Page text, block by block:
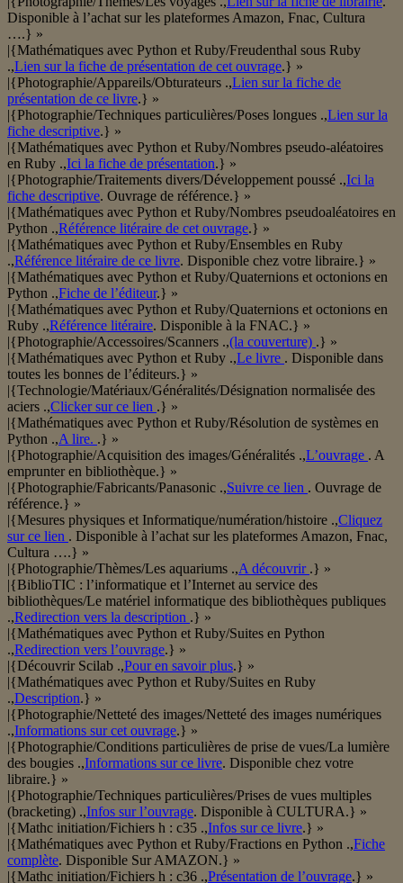
Disponible à l’achat sur les plateformes Amazon, Fnac, Cultura
….} »
|{Mathématiques avec Python et Ruby/Freudenthal sous Ruby
.,Lien sur la fiche de présentation de cet ouvrage.} »
|{Photographie/Appareils/Obturateurs .,Lien sur la fiche de
présentation de ce livre.} »
|{Photographie/Techniques particulières/Poses longues .,Lien sur la
fiche descriptive.} »
|{Mathématiques avec Python et Ruby/Nombres pseudo-aléatoires
en Ruby .,Ici la fiche de présentation.} »
|{Photographie/Traitements divers/Développement poussé .,Ici la
fiche descriptive. Ouvrage de référence.} »
|{Mathématiques avec Python et Ruby/Nombres pseudoaléatoires en
Python .,Référence litéraire de cet ouvrage.} »
|{Mathématiques avec Python et Ruby/Ensembles en Ruby
.,Référence litéraire de ce livre. Disponible chez votre libraire.} »
|{Mathématiques avec Python et Ruby/Quaternions et octonions en
Python .,Fiche de l’éditeur.} »
|{Mathématiques avec Python et Ruby/Quaternions et octonions en
Ruby .,Référence litéraire. Disponible à la FNAC.} »
|{Photographie/Accessoires/Scanners .,(la couverture) .} »
|{Mathématiques avec Python et Ruby .,Le livre . Disponible dans
toutes les bonnes de l’éditeurs.} »
|{Technologie/Matériaux/Généralités/Désignation normalisée des
aciers .,Clicker sur ce lien .} »
|{Mathématiques avec Python et Ruby/Résolution de systèmes en
Python .,A lire. .} »
|{Photographie/Acquisition des images/Généralités .,L’ouvrage . A
emprunter en bibliothèque.} »
|{Photographie/Fabricants/Panasonic .,Suivre ce lien . Ouvrage de
référence.} »
|{Mesures physiques et Informatique/numération/histoire .,Cliquez
sur ce lien . Disponible à l’achat sur les plateformes Amazon, Fnac,
Cultura ….} »
|{Photographie/Thèmes/Les aquariums .,A découvrir .} »
|{BiblioTIC : l’informatique et l’Internet au service des
bibliothèques/Le matériel informatique des bibliothèques publiques
.,Redirection vers la description .} »
|{Mathématiques avec Python et Ruby/Suites en Python
.,Redirection vers l’ouvrage.} »
|{Découvrir Scilab .,Pour en savoir plus.} »
|{Mathématiques avec Python et Ruby/Suites en Ruby
.,Description.} »
|{Photographie/Netteté des images/Netteté des images numériques
.,Informations sur cet ouvrage.} »
|{Photographie/Conditions particulières de prise de vues/La lumière
des bougies .,Informations sur ce livre. Disponible chez votre
libraire.} »
|{Photographie/Techniques particulières/Prises de vues multiples
(bracketing) .,Infos sur l’ouvrage. Disponible à CULTURA.} »
|{Mathc initiation/Fichiers h : c35 .,Infos sur ce livre.} »
|{Mathématiques avec Python et Ruby/Fractions en Python .,Fiche
complète. Disponible Sur AMAZON.} »
|{Mathc initiation/Fichiers h : c36 .,Présentation de l’ouvrage.} »